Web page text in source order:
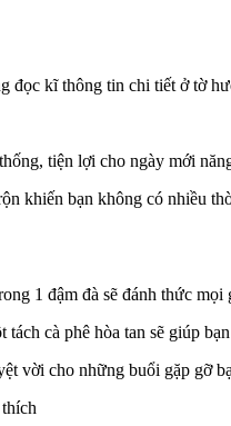
kĩ thông tin chi tiết ở tờ
tiện lợi cho ngày mới
khiến bạn không có nhiều
1 đậm đà sẽ đánh thức
cà phê hòa tan sẽ giúp
vời cho những buổi gặp gỡ